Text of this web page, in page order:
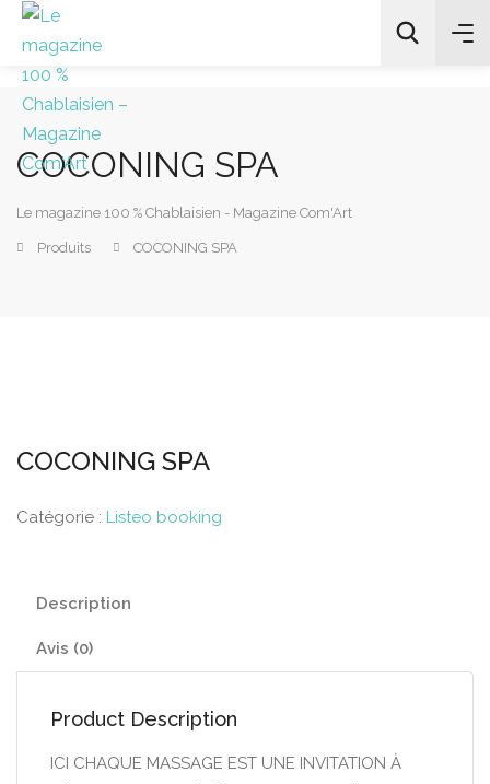
All Categories
COCONING SPA
Le magazine 100 % Chablaisien - Magazine Com'Art
Produits COCONING SPA
COCONING SPA
Catégorie : Listeo booking
Description
Avis (0)
Product Description
ICI CHAQUE MASSAGE EST UNE INVITATION À